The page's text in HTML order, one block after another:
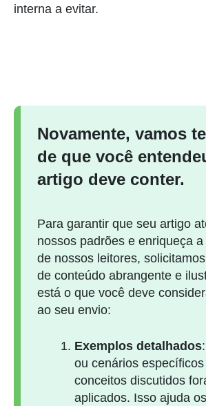
interna a evitar.
Novamente, vamos
de que você
artigo deve conter.
Para garantir que seu artigo
nossos padrões e enriqueça
de nossos leitores,
de conteúdo abrangente e
está o que você deve
ao seu envio:
Exemplos detalhados
ou cenários
conceitos discutidos
aplicados. Isso ajuda